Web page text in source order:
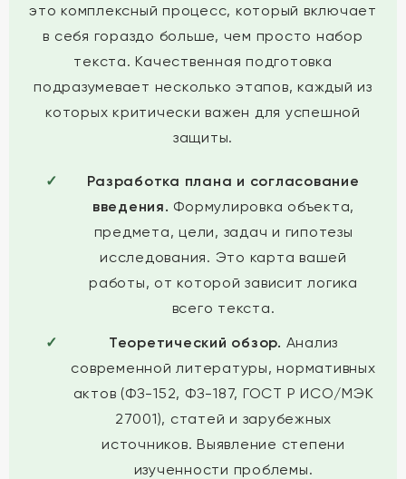
это комплексный процесс, который включает
в себя гораздо больше, чем просто набор
текста. Качественная подготовка
подразумевает несколько этапов, каждый из
которых критически важен для успешной
защиты.
Разработка плана и согласование
введения. Формулировка объекта,
предмета, цели, задач и гипотезы
исследования. Это карта вашей
работы, от которой зависит логика
всего текста.
Теоретический обзор. Анализ
современной литературы, нормативных
актов (ФЗ-152, ФЗ-187, ГОСТ Р ИСО/МЭК
27001), статей и зарубежных
источников. Выявление степени
изученности проблемы.